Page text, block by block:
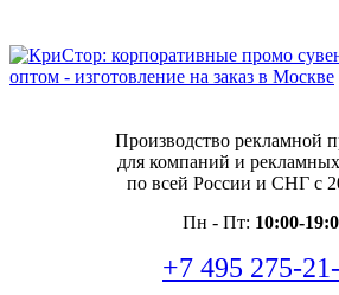
Производство рекламной
для компаний и рекламных
по всей России и СНГ с
Пн - Пт: 10:00-
+7 495 275-